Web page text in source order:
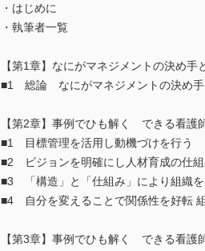
・はじめに
・執筆者一覧
【第1章】なにがマネジメントの決め手
■1 総論 なにがマネジメントの決め手
【第2章】事例でひも解く できる看護
■1 目標管理を活用し動機づけを行う
■2 ビジョンを明確にし人材育成の仕組
■3 「構造」と「仕組み」により組織を
■4 自分を変えることで関係性を好転
【第3章】事例でひも解く できる看護